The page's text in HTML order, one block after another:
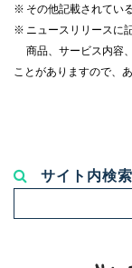
※ その他記載されてい
※ ニュースリリースに
商品、サービス内容
ことがありますので、
サイト内検索
索...